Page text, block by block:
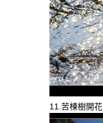
11.苦楝樹開花